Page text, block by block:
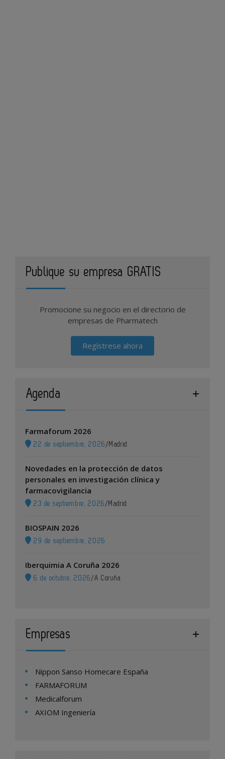
Publique su empresa GRATIS
Promocione su negocio en el directorio de
empresas de Pharmatech
Regístrese ahora
Agenda
Farmaforum 2026
22 de septiembre, 2026 / Madrid
Novedades en la protección de datos
personales en investigación clínica y
farmacovigilancia
23 de septiembre, 2026 / Madrid
BIOSPAIN 2026
29 de septiembre, 2026
Iberquimia A Coruña 2026
6 de octubre, 2026 /A Coruña
Empresas
Nippon Sanso Homecare España
FARMAFORUM
Medicalforum
AXIOM Ingeniería